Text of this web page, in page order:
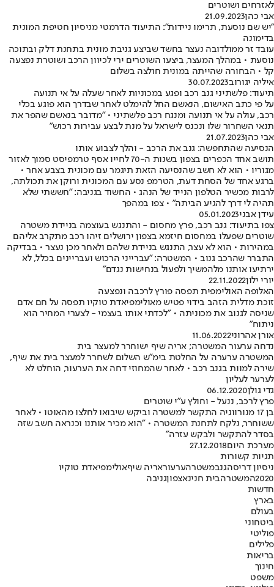
לאזרחים ושוטרים
אבי כהן21.09.2023
"יש שם נוסעת, תרימו ניידות": התיעוד הדרמטי מניסיון חטיפת המונית
בדימונה
עובד זר ממולדובה נעצר בחשד שביצע גניבת מונית בתחנת דלק ובתוכה
נוסעת • במהלך המעצר, ביצעו השוטרים ירי לכיוון הרכב ושוטרת נפצעה
קל • הבחורה שהייתה במונית חולצה בשלום
איליה יגורוב30.07.2023
תיעוד: פלשתיני גנב רכב ופגע במכוניות לאחר שעלה על אי תנועה
על פי כתב האישום, הנאשם החל להימלט לאחר שבדרך הוא פוגע בכלי
רכב, עולה על אי תנועה ומנגח רכב פלשתיני • "מדובר בנאשם שהפר את
תנאי השחרור שלו ונכנס לישראל על מנת לבצע עבירות רכוש"
אבי כהן21.07.2023
הנסיעה שהתחפשה: גנב את הרכב - והלך לצבוע אותו
תושב אחד הכפרים בצפון בשנות ה-70 לחייו אסף טרמפיסט סמוך לאזור
מגוריו • הוא לא חשב שהנסיעה הזאת תיגמר עם מכונית בצבע אחר •
ברגע אחד של הסחת דעת, הטרמפ נסע עם המכונית ורוקן את תכולתה,
לרבות מכשיר הטלפון הנייד של הנהג • החשוד בגניבה: "חששתי שלא
תהיה לי דרך להגיע הביתה" • צפו במהפך
עידן אבני05.01.2023
צפו בתיעוד: גנב רכב, פרץ מחסום - והתנגש בעוצמה בניידת משטרה
שוטרים שפעלו במחסום חיזמא בצפון ירושלים זיהו רכב מתקרב אליהם
במהירות • הוא לא עצר, התנגש בניידת שלהם ולאחר מכן נעצר • בבדיקה
התברר שהרכב גנוב • המשטרה: "עברייני הרכוש ועבריינים בכלל, לא
ירתיעו אותנו מלהמשיך ולפעול בנחישות נגדם"
יורי ילון22.11.2022
האלופה האולימפית תפסה פורץ לרכבה ונפצעה
זוכת מדלית הזהב בידוי פטיש מאולימפיאדת טוקיו תפסה על חם אדם
שניסה לגנוב את מכוניתה • "לכדתי אותו בעצמי - לצערי המחיר הוא
ניתוח"
אורן אהרוני11.06.2022
נדחה ערעור המשטרה; אריה שיף ישוחרר למעצר בית
המשטרה ערערה על החלטת בימ"ש השלום לשחרר למעצר בית את שיף,
שירה למוות בגנב רכב • לאחר שהמחוזי דחה את הערעור, הוחלט לא
לערער לעליון
גדי גולן06.12.2020
פרץ לרכב, ננעל - וחולץ ע"י שוטרים
בן 17 מנורווגיה התקשר למשטרה וביקש שיבואו לחלצו מהאוטו • לאחר
ששוחרר, נלקח לתחנת המשטרה • "הוא מכיר אותנו וכנראה חשב שזה
בסדר להתקשר ולבקש עזרה"
מערכת היום27.12.2018
תגיות קשורות
ניסיון דריסהגנבמשטרהערעוראריה שיףאולימפיאדת טוקיו
2020המשטרהבית חנינאצפוןגניבה
חדשות
בארץ
בעולם
ביטחוני
פוליטי
פלילים
בריאות
חינוך
משפט